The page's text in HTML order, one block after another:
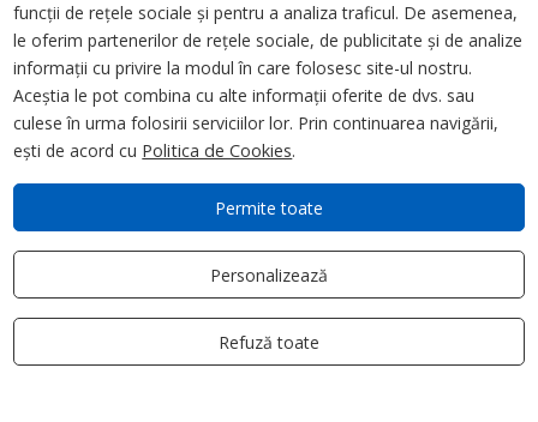
Releu Ambrosabil Universal,
Zelio Rum, 3 C/O, 12 V Cc, 10 A,
cu Led
funcții de rețele sociale și pentru a analiza traficul. De asemenea,
le oferim partenerilor de rețele sociale, de publicitate și de analize
informații cu privire la modul în care folosesc site-ul nostru.
Aceștia le pot combina cu alte informații oferite de dvs. sau
culese în urma folosirii serviciilor lor. Prin continuarea navigării,
ești de acord cu Politica de Cookies.
Permite toate
Personalizează
Refuză toate